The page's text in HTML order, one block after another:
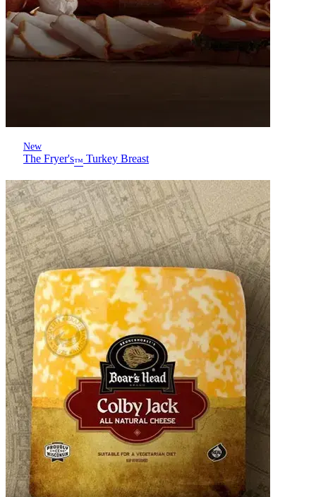
New
The Fryer's™ Turkey Breast